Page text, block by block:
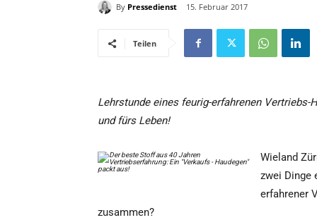
By Pressedienst 15. Februar 2017
Teilen
Lehrstunde eines feurig-erfahrenen
und fürs Leben!
Wieland
zwei Dinge
erfahrener
zusammen?